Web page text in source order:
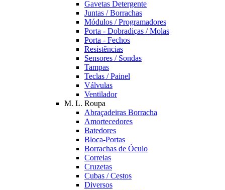
Gavetas Detergente
Juntas / Borrachas
Módulos / Programadores
Porta - Dobradiças / Molas
Porta - Fechos
Resistências
Sensores / Sondas
Tampas
Teclas / Painel
Válvulas
Ventilador
M. L. Roupa
Abraçadeiras Borracha
Amortecedores
Batedores
Bloca-Portas
Borrachas de Óculo
Correias
Cruzetas
Cubas / Cestos
Diversos